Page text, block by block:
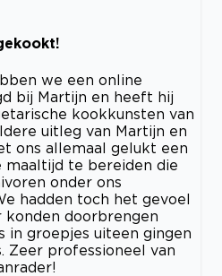
we een online
bij Martijn en heeft hij
kookkunsten van
uitleg van Martijn en
ons allemaal gelukt een
maaltijd te bereiden die
onder ons
hadden toch het gevoel
doorbrengen
in groepjes uiteen gingen
Zeer professioneel van